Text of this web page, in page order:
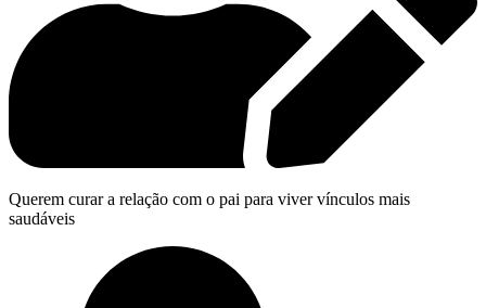
Querem curar a relação com o pai para viver vínculos mais
saudáveis